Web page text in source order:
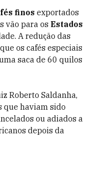
finos exportados
vão para os Estados
A redução das
os cafés especiais
saca de 60 quilos
Roberto Saldanha,
que haviam sido
ou adiados a
depois da